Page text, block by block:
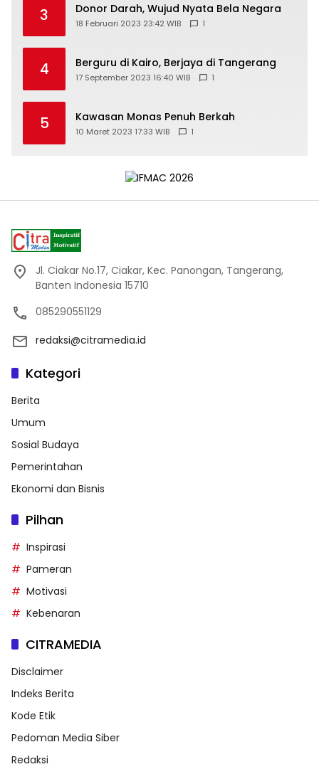
3 Donor Darah, Wujud Nyata Bela Negara
18 Februari 2023 23:42 WIB 1
4 Berguru di Kairo, Berjaya di Tangerang
17 September 2023 16:40 WIB 1
5 Kawasan Monas Penuh Berkah
10 Maret 2023 17:33 WIB 1
Jl. Ciakar No.17, Ciakar, Kec. Panongan, Tangerang,
Banten Indonesia 15710
085290551129
redaksi@citramedia.id
Kategori
Berita
Umum
Sosial Budaya
Pemerintahan
Ekonomi dan Bisnis
Pilhan
Inspirasi
Pameran
Motivasi
Kebenaran
CITRAMEDIA
Disclaimer
Indeks Berita
Kode Etik
Pedoman Media Siber
Redaksi